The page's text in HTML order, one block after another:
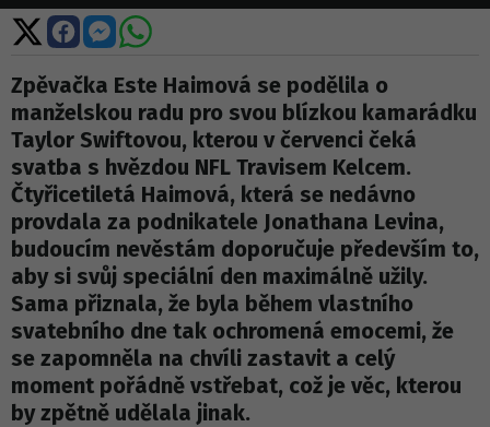
Sdílet
na
X
Sdílet
na
Facebooku
Sdílet
na
Messengeru
Sdílet
WhatsApp
Zpěvačka Este Haimová se podělila o
manželskou radu pro svou blízkou kamarádku
Taylor Swiftovou, kterou v červenci čeká
svatba s hvězdou NFL Travisem Kelcem.
Čtyřicetiletá Haimová, která se nedávno
provdala za podnikatele Jonathana Levina,
budoucím nevěstám doporučuje především to,
aby si svůj speciální den maximálně užily.
Sama přiznala, že byla během vlastního
svatebního dne tak ochromená emocemi, že
se zapomněla na chvíli zastavit a celý
moment pořádně vstřebat, což je věc, kterou
by zpětně udělala jinak.